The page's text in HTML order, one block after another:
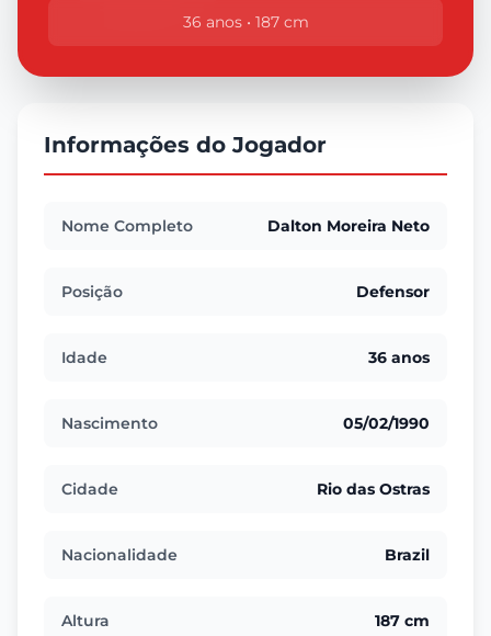
36 anos • 187 cm
Informações do Jogador
Nome Completo Dalton Moreira Neto
Posição Defensor
Idade 36 anos
Nascimento 05/02/1990
Cidade Rio das Ostras
Nacionalidade Brazil
Altura 187 cm